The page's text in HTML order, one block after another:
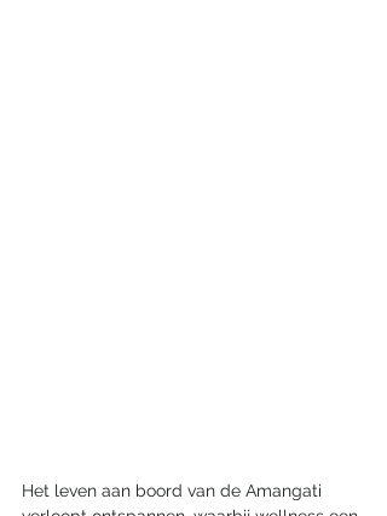
Het leven aan boord van de Amangati